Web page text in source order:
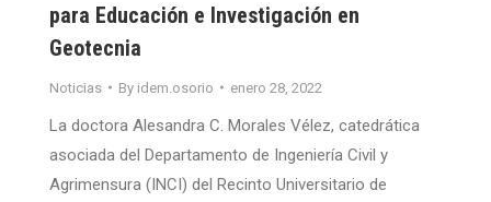
para Educación e Investigación en
Geotecnia
Noticias By idem.osorio enero 28, 2022
La doctora Alesandra C. Morales Vélez, catedrática
asociada del Departamento de Ingeniería Civil y
Agrimensura (INCI) del Recinto Universitario de